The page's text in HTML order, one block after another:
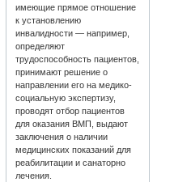
имеющие прямое отношение
к установлению
инвалидности — например,
определяют
трудоспособность пациентов,
принимают решение о
направлении его на медико-
социальную экспертизу,
проводят отбор пациентов
для оказания ВМП, выдают
заключения о наличии
медицинских показаний для
реабилитации и санаторно
лечения.